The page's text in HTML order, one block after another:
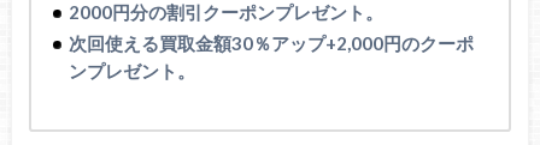
2000円分の割引クーポンプレゼント。
次回使える買取金額30％アップ+2,000円のクーポ
ンプレゼント。